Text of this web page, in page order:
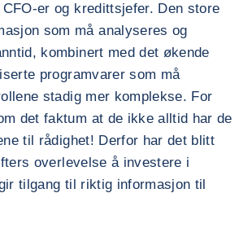
er og kredittsjefer. Den store
som må analyseres og
kombinert med det økende
programvarer som må
stadig mer komplekse. For
det faktum at de ikke alltid har de
til rådighet! Derfor har det blitt
overlevelse å investere i
tilgang til riktig informasjon til